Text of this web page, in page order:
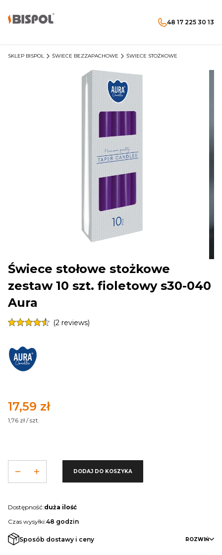
48 17 225 30 13
SKLEP BISPOL ŚWIECE BEZZAPACHOWE ŚWIECE STOŻKOWE
Świece stołowe stożkowe
zestaw 10 szt. fioletowy s30-040
Aura
(2 reviews)
Cena
17,59 zł
1,76 zł / szt.
DODAJ DO KOSZYKA
Dostępność:duża ilość
Czas wysyłki:48 godzin
Sposób dostawy i ceny ROZWIŃ